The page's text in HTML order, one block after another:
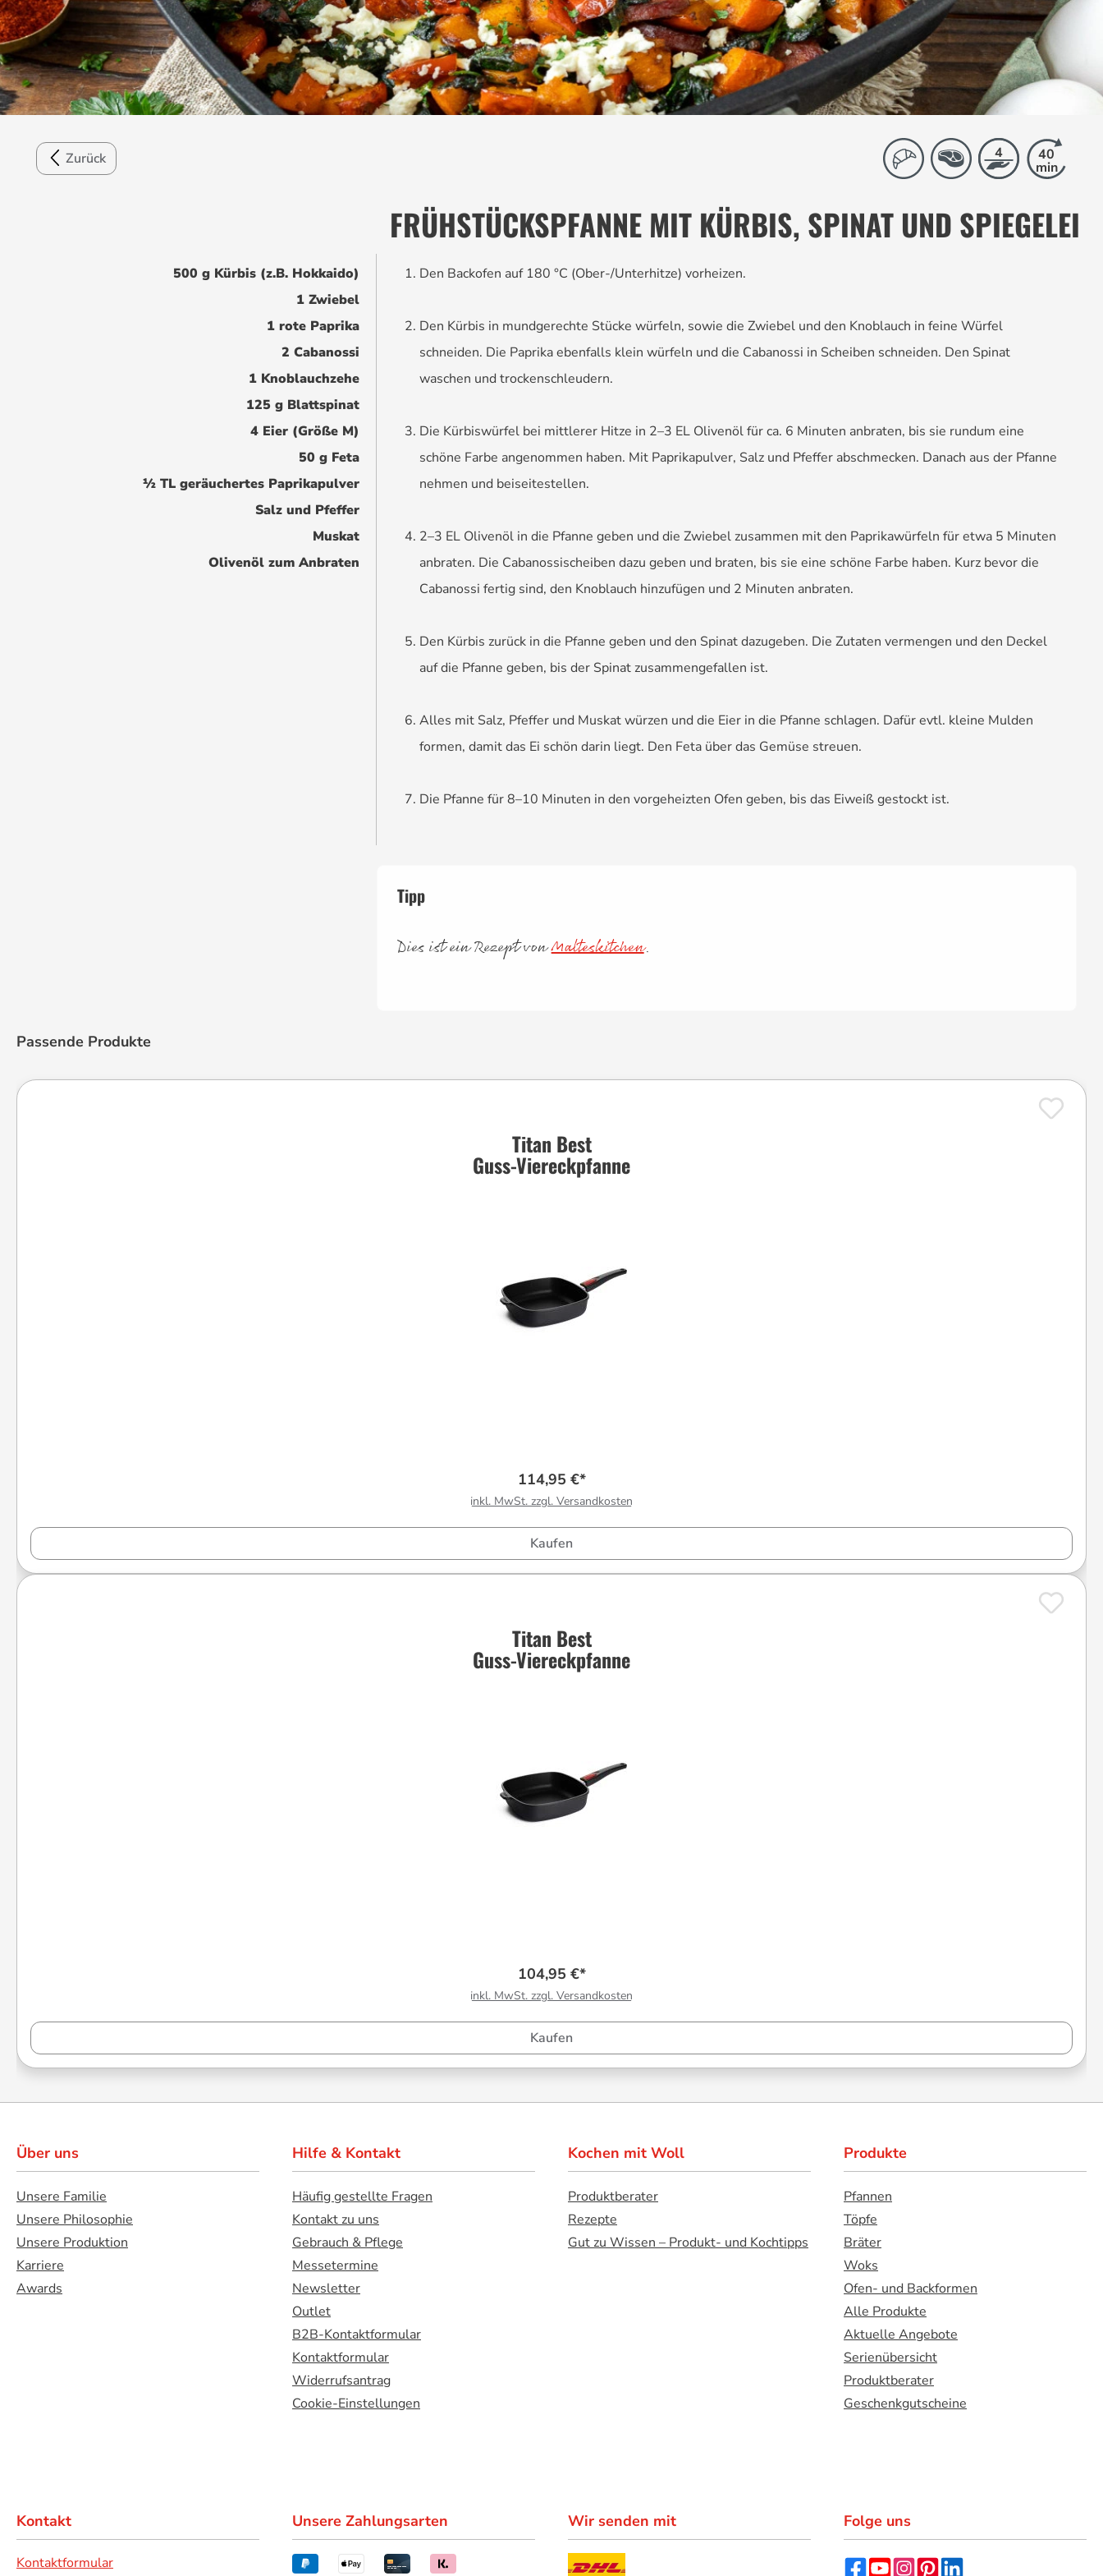
Zurück 4 40
min
FRÜHSTÜCKSPFANNE MIT KÜRBIS, SPINAT UND SPIEGELEI
500 g Kürbis (z.B. Hokkaido)
1 Zwiebel
1 rote Paprika
2 Cabanossi
1 Knoblauchzehe
125 g Blattspinat
4 Eier (Größe M)
50 g Feta
½ TL geräuchertes Paprikapulver
Salz und Pfeffer
Muskat
Olivenöl zum Anbraten
Den Backofen auf 180 °C (Ober-/Unterhitze) vorheizen.
Den Kürbis in mundgerechte Stücke würfeln, sowie die Zwiebel und den Knoblauch in feine Würfel
schneiden. Die Paprika ebenfalls klein würfeln und die Cabanossi in Scheiben schneiden. Den Spinat
waschen und trockenschleudern.
Die Kürbiswürfel bei mittlerer Hitze in 2–3 EL Olivenöl für ca. 6 Minuten anbraten, bis sie rundum eine
schöne Farbe angenommen haben. Mit Paprikapulver, Salz und Pfeffer abschmecken. Danach aus der Pfanne
nehmen und beiseitestellen.
2–3 EL Olivenöl in die Pfanne geben und die Zwiebel zusammen mit den Paprikawürfeln für etwa 5 Minuten
anbraten. Die Cabanossischeiben dazu geben und braten, bis sie eine schöne Farbe haben. Kurz bevor die
Cabanossi fertig sind, den Knoblauch hinzufügen und 2 Minuten anbraten.
Den Kürbis zurück in die Pfanne geben und den Spinat dazugeben. Die Zutaten vermengen und den Deckel
auf die Pfanne geben, bis der Spinat zusammengefallen ist.
Alles mit Salz, Pfeffer und Muskat würzen und die Eier in die Pfanne schlagen. Dafür evtl. kleine Mulden
formen, damit das Ei schön darin liegt. Den Feta über das Gemüse streuen.
Die Pfanne für 8–10 Minuten in den vorgeheizten Ofen geben, bis das Eiweiß gestockt ist.
Tipp
Dies ist ein Rezept vonMalteskitchen.
Produktgalerie überspringen
Passende Produkte
Titan Best
Guss-Viereckpfanne
114,95 €*
inkl. MwSt. zzgl. Versandkosten
Kaufen
Titan Best
Guss-Viereckpfanne
104,95 €*
inkl. MwSt. zzgl. Versandkosten
Kaufen
Über uns
Unsere Familie
Unsere Philosophie
Unsere Produktion
Karriere
Awards
Hilfe & Kontakt
Häufig gestellte Fragen
Kontakt zu uns
Gebrauch & Pflege
Messetermine
Newsletter
Outlet
B2B-Kontaktformular
Kontaktformular
Widerrufsantrag
Cookie-Einstellungen
Kochen mit Woll
Produktberater
Rezepte
Gut zu Wissen – Produkt- und Kochtipps
Produkte
Pfannen
Töpfe
Bräter
Woks
Ofen- und Backformen
Alle Produkte
Aktuelle Angebote
Serienübersicht
Produktberater
Geschenkgutscheine
Kontakt
Kontaktformular
Unsere Zahlungsarten Wir senden mit Folge uns